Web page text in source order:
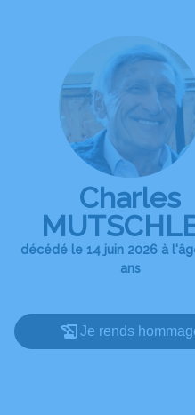
Charles
décédé le 14 juin 2026 à
ans
Je rends